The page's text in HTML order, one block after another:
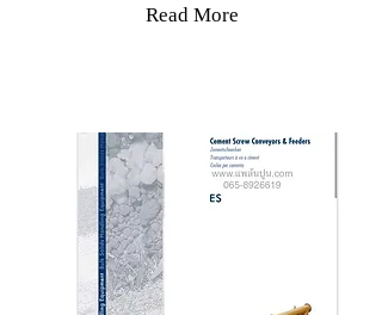
Read More